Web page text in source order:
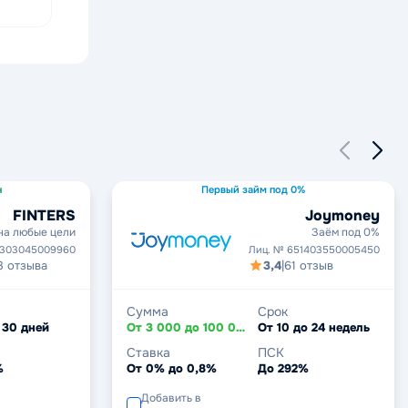
FINTERS
любые цели
отзыва
дней
Первый займ под 0%
Joymoney
Заём под 0%
Лиц. № 651403550005450
3,4|61 отзыв
Сумма
От 3 000 до 100 000 ₽
Срок
От 10 до 24 недель
Ставка
От 0% до 0,8%
ПСК
До 292%
Добавить в